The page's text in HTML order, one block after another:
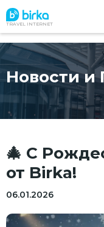
TRAVEL INTERNET
Новости и
🎄 С
от Birka!
06.01.2026